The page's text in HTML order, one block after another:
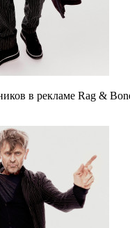
в рекламе Rag &